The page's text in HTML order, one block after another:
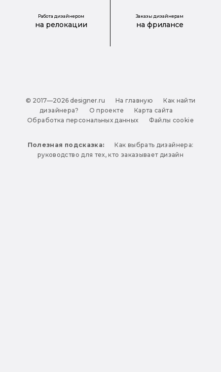
Работа дизайнером
на релокации
Заказы дизайнерам
на фрилансе
© 2017—2026 designer.ru На главную
Как найти
дизайнера?
О проекте
Карта сайта
Обработка персональных данных
Файлы cookie
Полезная подсказка:
Как выбрать дизайнера:
руководство для тех, кто заказывает дизайн